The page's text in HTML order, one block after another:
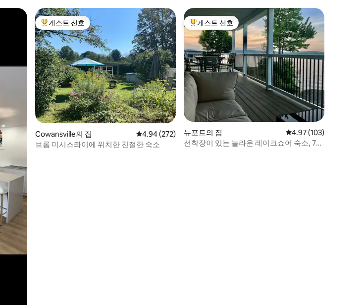
상위 게스트 선호
게스트 선호
Cowansville의 집 평점 4.94점(5점 만점), 후기 272개
4.94 (272)
브롬 미시스콰이에 위치한 친절한 숙소
상위 게스트 선호
게스트 선호
뉴포트의 집 평점 4.97점(5점 만점),
4.97 (103)
선착장이 있는 놀라운 레이크쇼어 숙소, 7명